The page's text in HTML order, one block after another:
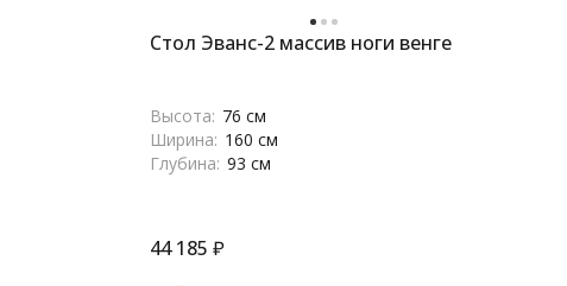
Стол Эванс-2 массив ноги венге
Высота: 76 см
Ширина: 160 см
Глубина: 93 см
44 185 ₽